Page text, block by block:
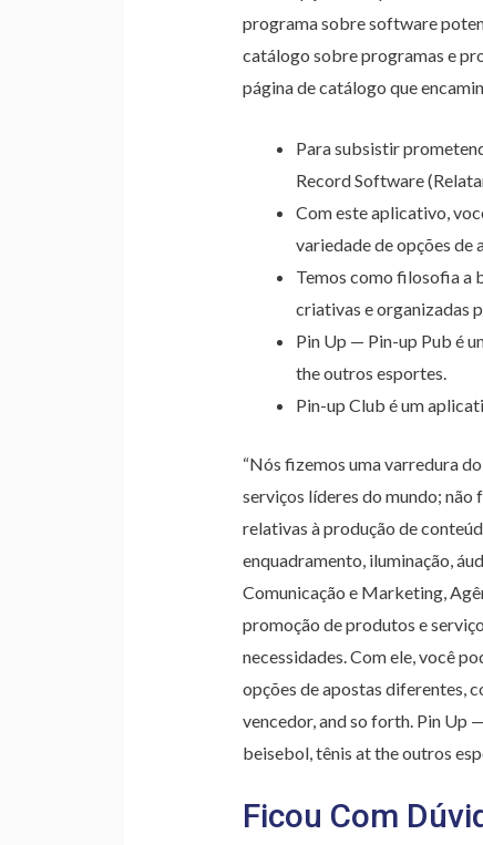
programa sobre software
catálogo sobre programas e
página de catálogo que
Para subsistir
Record Software
Com este aplicativo,
variedade de opções de
Temos como filosofia a
criativas e organizadas
Pin Up — Pin-up Pub é
the outros esportes.
Pin-up Club é um
“Nós fizemos uma varredura
serviços líderes do mundo; não
relativas à produção de
enquadramento, iluminação,
Comunicação e Marketing,
promoção de produtos e
necessidades. Com ele, você
opções de apostas diferentes,
vencedor, and so forth. Pin Up
beisebol, tênis at the outros
Ficou Com